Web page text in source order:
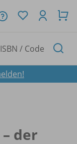
der